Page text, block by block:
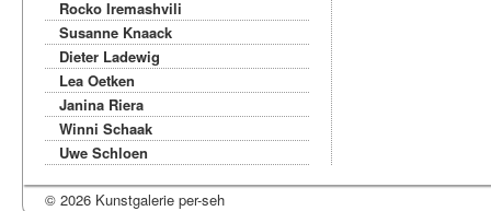
Rocko Iremashvili
Susanne Knaack
Dieter Ladewig
Lea Oetken
Janina Riera
Winni Schaak
Uwe Schloen
© 2026 Kunstgalerie per-seh